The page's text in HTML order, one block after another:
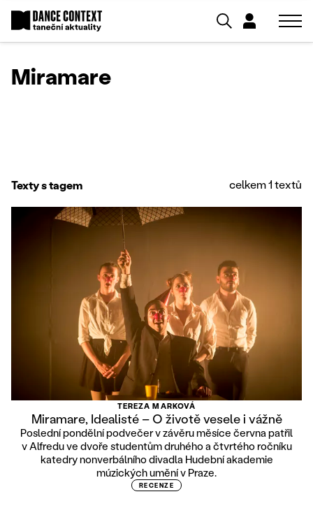
Miramare
Texty s tagem celkem 1 textů
TEREZA MARKOVÁ
Miramare, Idealisté – O životě vesele i vážně
Poslední pondělní podvečer v závěru měsíce června patřil
v Alfredu ve dvoře studentům druhého a čtvrtého ročníku
katedry nonverbálního divadla Hudební akademie
múzických umění v Praze.
RECENZE